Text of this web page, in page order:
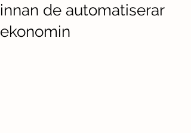
innan de automatiserar
ekonomin